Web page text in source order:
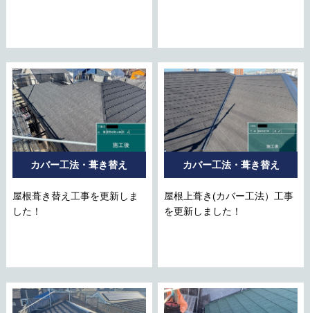
カバー工法・葺き替え
屋根葺き替え工事を更新しま
した！
カバー工法・葺き替え
屋根上葺き(カバー工法）工事
を更新しました！